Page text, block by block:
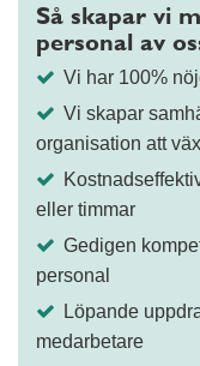
Så skapar vi
personal av
Vi har 100%
Vi skapar
organisation att
eller timmar
Gedigen
personal
Löpande
medarbetare